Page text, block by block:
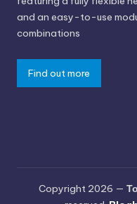
and an easy-to-use
combinations
Find out more
Copyright 2026 —